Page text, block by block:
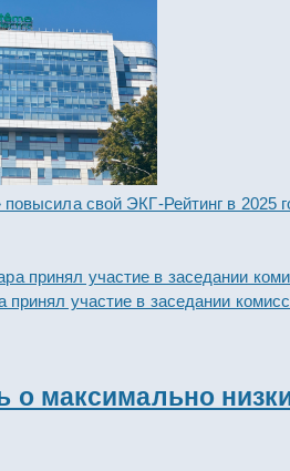
свой ЭКГ-Рейтинг в 2025
принял участие в заседании
о максимально